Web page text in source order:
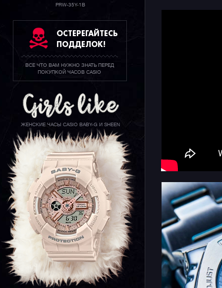
PRW-35Y-1B
ОСТЕРЕГАЙТЕСЬ
ПОДДЕЛОК!
ВСЕ ЧТО ВАМ НУЖНО ЗНАТЬ ПЕРЕД
ПОКУПКОЙ ЧАСОВ CASIO
ЖЕНСКИЕ ЧАСЫ CASIO BABY-G И SHEEN